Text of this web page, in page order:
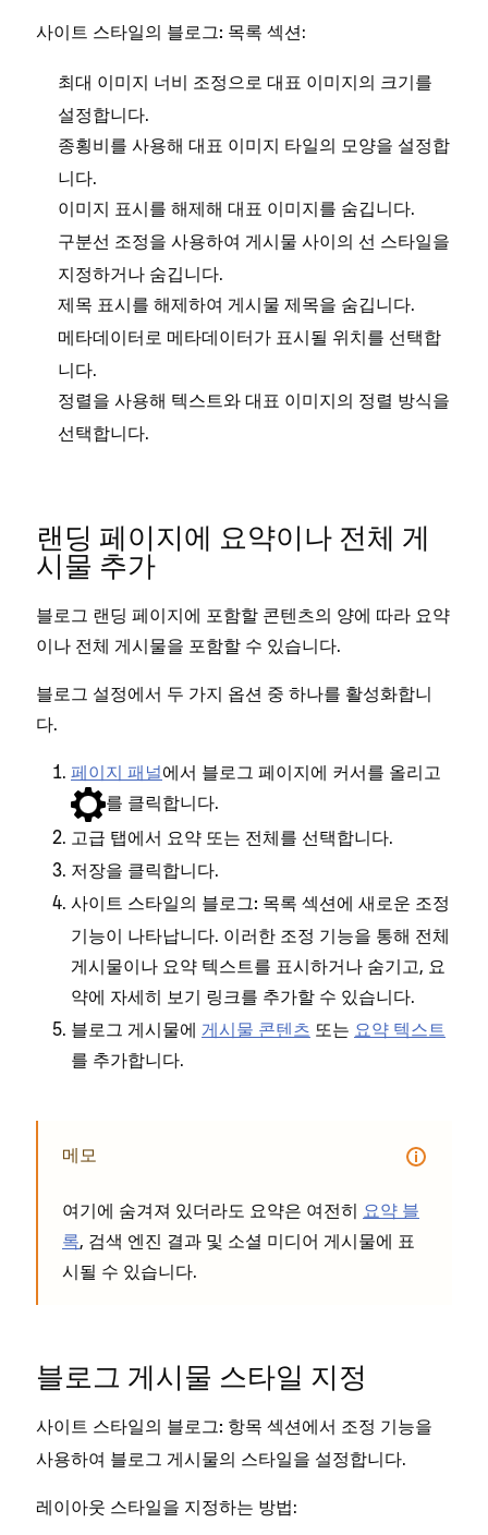
사이트 스타일의 블로그: 목록 섹션:
최대 이미지 너비
조정으로 대표 이미지의 크기를
설정합니다.
종횡비 를 사용해 대표 이미지 타일의 모양을 설정합
니다.
이미지 표시 를 해제해 대표 이미지를 숨깁니다.
구분선 조정을 사용하여 게시물 사이의 선 스타일을
지정하거나 숨깁니다.
제목 표시 를 해제하여 게시물 제목을 숨깁니다.
메타데이터 로 메타데이터가 표시될 위치를 선택합
니다.
정렬을 사용해 텍스트와 대표 이미지의 정렬 방식을
선택합니다.
랜딩 페이지에 요약이나 전체 게
시물 추가
블로그 랜딩 페이지에 포함할 콘텐츠의 양에 따라 요약
이나 전체 게시물을 포함할 수 있습니다.
블로그 설정에서 두 가지 옵션 중 하나를 활성화합니
다.
페이지 패널에서 블로그 페이지에 커서를 올리고
를 클릭합니다.
고급 탭에서 요약 또는 전체 를 선택합니다.
저장을 클릭합니다.
사이트 스타일의 블로그: 목록 섹션에 새로운 조정
기능이 나타납니다. 이러한 조정 기능을 통해 전체
게시물이나 요약 텍스트를 표시하거나 숨기고, 요
약에 자세히 보기
링크를 추가할 수 있습니다.
블로그 게시물에 게시물 콘텐츠 또는 요약 텍스트
를 추가합니다.
메모
여기에 숨겨져 있더라도 요약은 여전히 요약 블
록, 검색 엔진 결과 및 소셜 미디어 게시물에 표
시될 수 있습니다.
블로그 게시물 스타일 지정
사이트 스타일의 블로그: 항목 섹션에서 조정 기능을
사용하여 블로그 게시물의 스타일을 설정합니다.
레이아웃 스타일을 지정하는 방법: